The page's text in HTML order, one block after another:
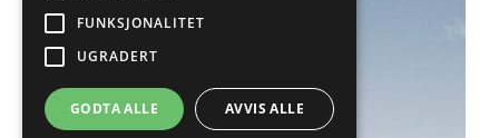
FUNKSJONALITET
UGRADERT
GODTA ALLE AVVIS ALLE